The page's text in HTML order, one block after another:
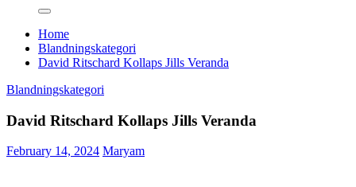
Home
Blandningskategori
David Ritschard Kollaps Jills Veranda
Blandningskategori
David Ritschard Kollaps Jills Veranda
February 14, 2024 Maryam